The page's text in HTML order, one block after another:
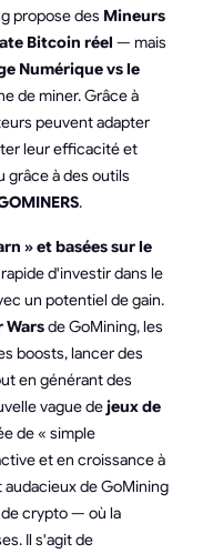
propose des Mineurs
Bitcoin réel — mais
Numérique vs le
de miner. Grâce à
peuvent adapter
leur efficacité et
grâce à des outils
.
» et basées sur le
d'investir dans le
un potentiel de gain.
Warsde GoMining, les
boosts, lancer des
en générant des
vague dejeux de
de « simple
et en croissance à
audacieux de GoMining
de crypto — où la
Il s'agit de